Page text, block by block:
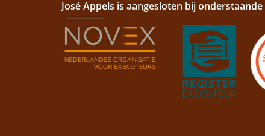
José Appels is aangesloten bij